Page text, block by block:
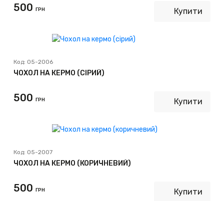
500 ГРН Купити
Код: 05-2006
ЧОХОЛ НА КЕРМО (СІРИЙ)
500 ГРН Купити
Код: 05-2007
ЧОХОЛ НА КЕРМО (КОРИЧНЕВИЙ)
500 ГРН Купити